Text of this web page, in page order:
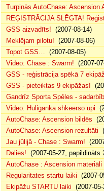
Turpinās AutoChase: Ascension
REĢISTRĀCIJA SLĒGTA!
GSS aizvadīts! (2007-08-14)
Meklējam pilotu! (2007-08-06)
Topot GSS… (2007-08-05)
Video: Chase : Swarm! (2007-
GSS - reģistrācija spēkā 7
GSS - pieteiktas 9 ekipāžas!
Gandrīz Sporta Spēles -
Video: Huliganka shkeerso upi
AutoChase: Ascension bildēs
AutoChase: Ascension rezultāti
Jau jūlijā - Chase : Swarm!
Dalies! (2007-05-27, papildināts
AutoChase : Ascension materiāli
Regularitates startu laiki (2007-
Ekipāžu STARTU laiki (2007-